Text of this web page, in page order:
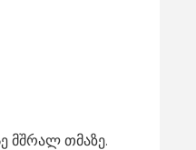
მშრალ თმაზე.